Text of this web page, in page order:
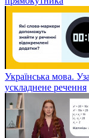
Українська мова.
ускладнене речення